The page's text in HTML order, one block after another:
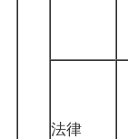
法律